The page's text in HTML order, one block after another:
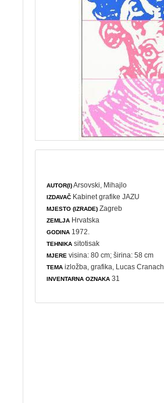
AUTOR(I)Arsovski, Mihajlo
IZDAVAČ Kabinet grafike JAZU
MJESTO (IZRADE) Zagreb
ZEMLJA Hrvatska
GODINA 1972.
TEHNIKA sitotisak
MJERE visina: 80 cm; širina: 58 cm
TEMA izložba ,grafika , Lucas Cranach
INVENTARNA OZNAKA 31